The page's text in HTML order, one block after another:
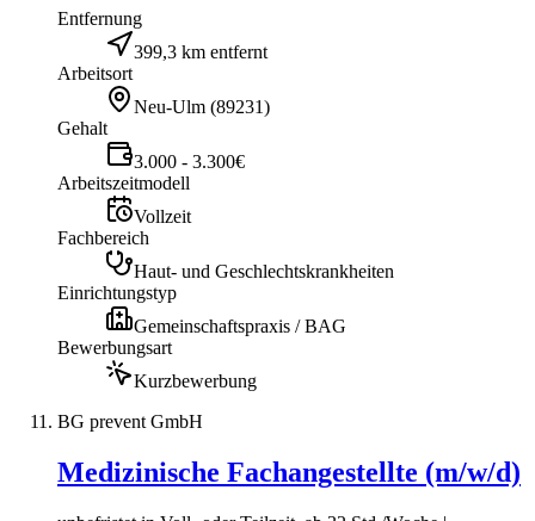
Entfernung
399,3 km entfernt
Arbeitsort
Neu-Ulm (89231)
Gehalt
3.000 - 3.300€
Arbeitszeitmodell
Vollzeit
Fachbereich
Haut- und Geschlechtskrankheiten
Einrichtungstyp
Gemeinschaftspraxis / BAG
Bewerbungsart
Kurzbewerbung
BG prevent GmbH
Medizinische Fachangestellte (m/w/d)